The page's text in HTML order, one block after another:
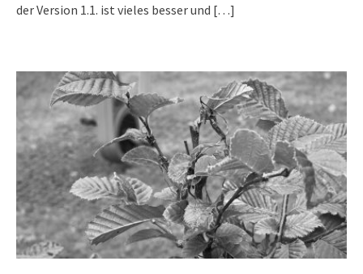
der Version 1.1. ist vieles besser und […]